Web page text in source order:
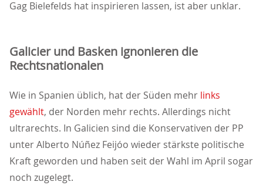
Gag Bielefelds hat inspirieren lassen, ist aber unklar.
Galicier und Basken ignonieren die
Rechtsnationalen
Wie in Spanien üblich, hat der Süden mehr links
gewählt, der Norden mehr rechts. Allerdings nicht
ultrarechts. In Galicien sind die Konservativen der PP
unter Alberto Núñez Feijóo wieder stärkste politische
Kraft geworden und haben seit der Wahl im April sogar
noch zugelegt.